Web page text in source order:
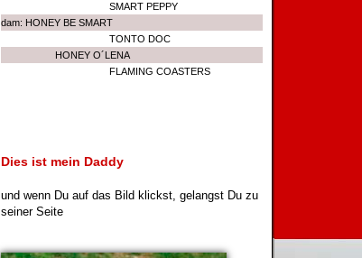
SMART PEPPY
dam: HONEY BE SMART
TONTO DOC
HONEY O´LENA
FLAMING COASTERS
Dies ist mein Daddy
und wenn Du auf das Bild klickst, gelangst Du zu
seiner Seite